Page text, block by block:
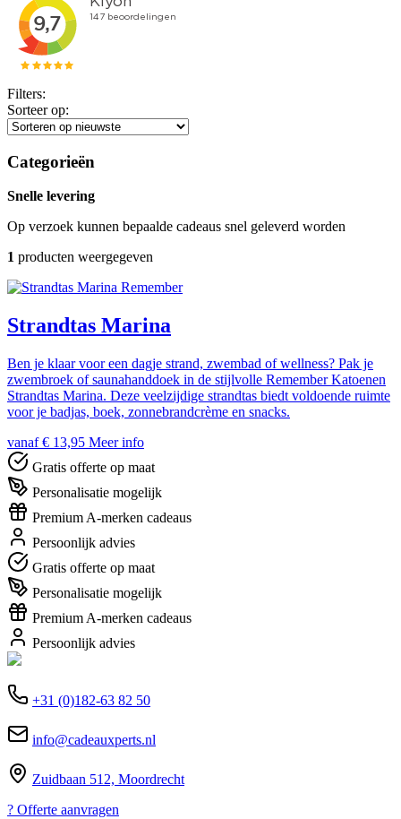
Filters:
Sorteer op:
Categorieën
Snelle levering
Op verzoek kunnen bepaalde cadeaus snel geleverd worden
1 producten weergegeven
Remember
Strandtas Marina
Ben je klaar voor een dagje strand, zwembad of wellness? Pak je
zwembroek of saunahanddoek in de stijlvolle Remember Katoenen
Strandtas Marina. Deze veelzijdige strandtas biedt voldoende ruimte
voor je badjas, boek, zonnebrandcrème en snacks.
vanaf € 13,95 Meer info
Gratis offerte op maat
Personalisatie mogelijk
Premium A-merken cadeaus
Persoonlijk advies
Gratis offerte op maat
Personalisatie mogelijk
Premium A-merken cadeaus
Persoonlijk advies
+31 (0)182-63 82 50
info@cadeauxperts.nl
Zuidbaan 512, Moordrecht
? Offerte aanvragen